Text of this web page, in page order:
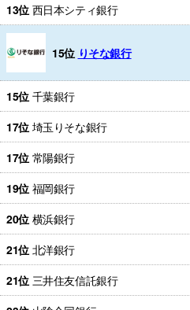
13位 西日本シティ銀行
15位 りそな銀行
15位 千葉銀行
17位 埼玉りそな銀行
17位 常陽銀行
19位 福岡銀行
20位 横浜銀行
21位 北洋銀行
21位 三井住友信託銀行